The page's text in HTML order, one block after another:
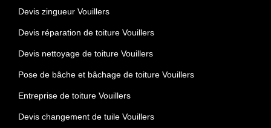
Devis zingueur Vouillers
Devis réparation de toiture Vouillers
Devis nettoyage de toiture Vouillers
Pose de bâche et bâchage de toiture Vouillers
Entreprise de toiture Vouillers
Devis changement de tuile Vouillers